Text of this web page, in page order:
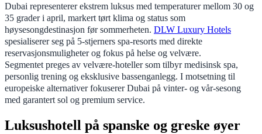
Dubai representerer ekstrem luksus med temperaturer mellom 30 og
35 grader i april, markert tørt klima og status som
høysesongdestinasjon før sommerheten. DLW Luxury Hotels
spesialiserer seg på 5-stjerners spa-resorts med direkte
reservasjonsmuligheter og fokus på helse og velvære.
Segmentet preges av velvære-hoteller som tilbyr medisinsk spa,
personlig trening og eksklusive bassenganlegg. I motsetning til
europeiske alternativer fokuserer Dubai på vinter- og vår-sesong
med garantert sol og premium service.
Luksushotell på spanske og greske øyer